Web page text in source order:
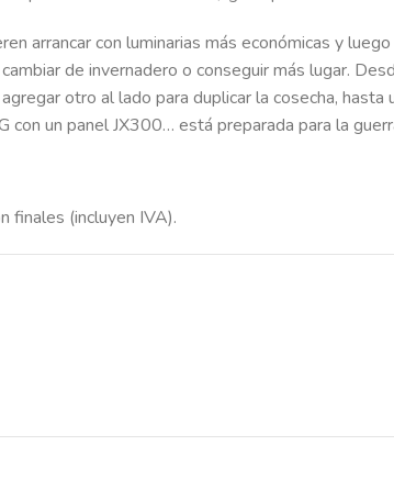
arrancar con luminarias más económicas y
de invernadero o conseguir más lugar.
otro al lado para duplicar la cosecha, hasta
con un panel JX300… está preparada para la
finales (incluyen IVA).